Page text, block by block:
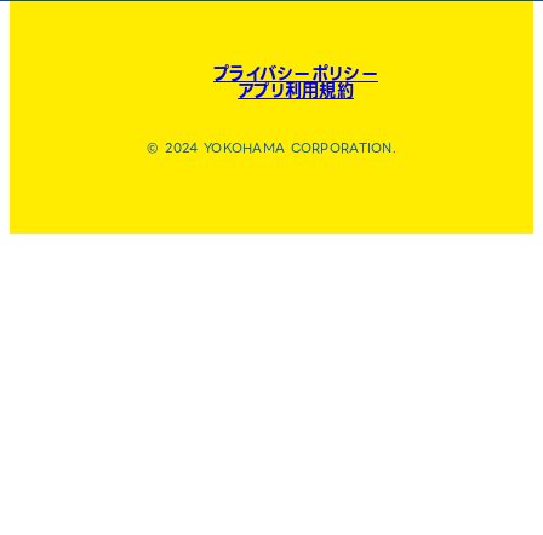
プライバシーポリシー
アプリ利用規約
© 2024 YOKOHAMA CORPORATION.